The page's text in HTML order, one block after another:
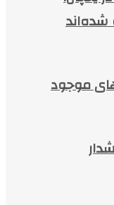
های موجود